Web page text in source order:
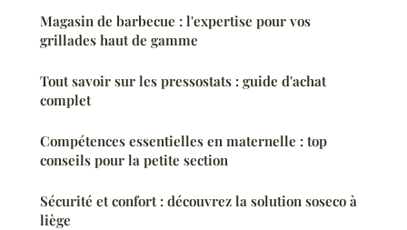
Magasin de barbecue : l'expertise pour vos
grillades haut de gamme
Tout savoir sur les pressostats : guide d'achat
complet
Compétences essentielles en maternelle : top
conseils pour la petite section
Sécurité et confort : découvrez la solution soseco à
liège